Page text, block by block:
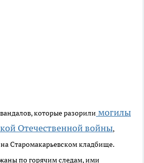
которые разорили могилы
Отечественной войны,
Старомакарьевском кладбище.
по горячим следам, ими